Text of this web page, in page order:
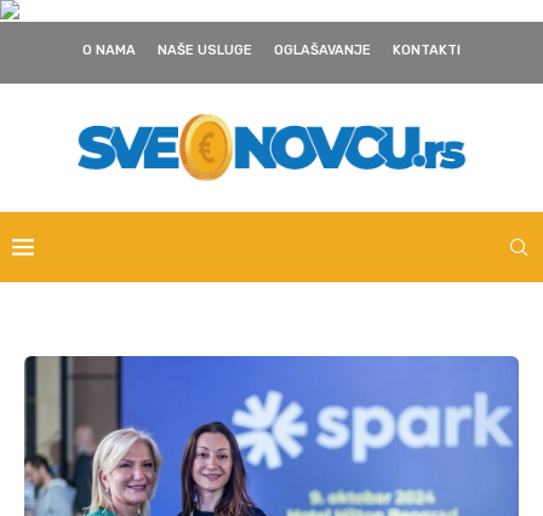
O NAMA NAŠE USLUGE OGLAŠAVANJE KONTAKTI